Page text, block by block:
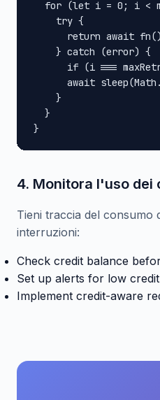
for (let i = 0; i <
    try {
return await
    } catch (error) {
if (i ===
await
    }
  }
}
4. Monitora l'uso dei
Tieni traccia del consumo
interruzioni:
Check credit balance
Set up alerts for low
Implement credit-aware